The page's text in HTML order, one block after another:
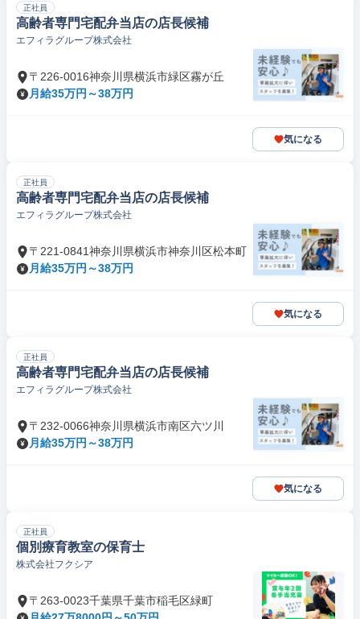
正社員
高齢者専門宅配弁当店の店長候補
エフィラグループ株式会社
〒226-0016神奈川県横浜市緑区霧が丘
月給35万円～38万円
気になる
正社員
高齢者専門宅配弁当店の店長候補
エフィラグループ株式会社
〒221-0841神奈川県横浜市神奈川区松本町
月給35万円～38万円
気になる
正社員
高齢者専門宅配弁当店の店長候補
エフィラグループ株式会社
〒232-0066神奈川県横浜市南区六ツ川
月給35万円～38万円
気になる
正社員
個別療育教室の保育士
株式会社フクシア
〒263-0023千葉県千葉市稲毛区緑町